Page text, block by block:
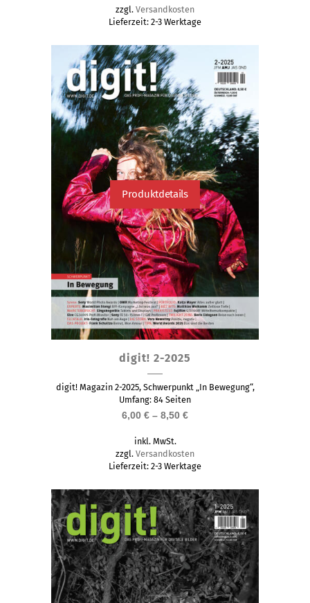
können
der
Produktseite
gewählt
werden
zzgl. Versandkosten
Lieferzeit: 2-3 Werktage
Produktdetails
weist
können
auf
der
Produktseite
gewählt
werden
digit! 2-2025
digit! Magazin 2-2025, Schwerpunkt „In Bewegung“,
Umfang: 84 Seiten
6,00 € – 8,50 €
inkl. MwSt.
zzgl. Versandkosten
Lieferzeit: 2-3 Werktage